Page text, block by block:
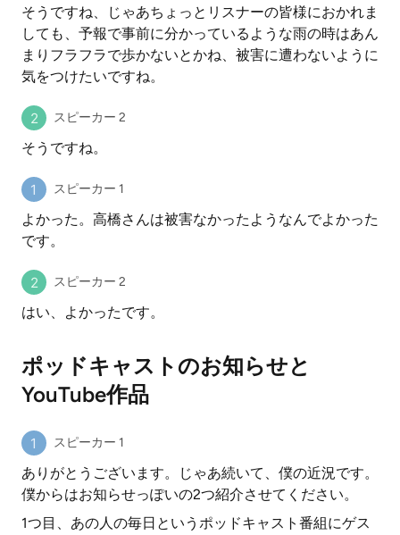
そうですね、じゃあちょっとリスナーの皆様におかれま
しても、予報で事前に分かっているような雨の時はあん
まりフラフラで歩かないとかね、被害に遭わないように
気をつけたいですね。
スピーカー 2
そうですね。
スピーカー 1
よかった。高橋さんは被害なかったようなんでよかった
です。
スピーカー 2
はい、よかったです。
ポッドキャストのお知らせと
YouTube作品
スピーカー 1
ありがとうございます。じゃあ続いて、僕の近況です。
僕からはお知らせっぽいの2つ紹介させてください。
1つ目、あの人の毎日というポッドキャスト番組にゲス